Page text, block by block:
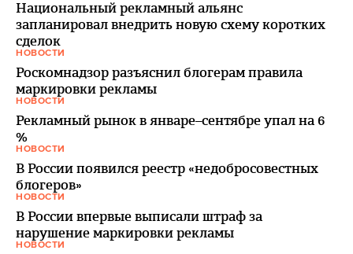
Национальный рекламный альянс
запланировал внедрить новую схему коротких
сделок
НОВОСТИ
Роскомнадзор разъяснил блогерам правила
маркировки рекламы
НОВОСТИ
Рекламный рынок в январе–сентябре упал на 6
%
НОВОСТИ
В России появился реестр «недобросовестных
блогеров»
НОВОСТИ
В России впервые выписали штраф за
нарушение маркировки рекламы
НОВОСТИ